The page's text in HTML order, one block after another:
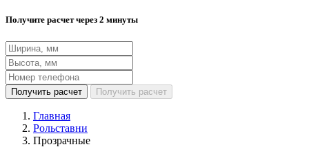
Получите расчет через 2 минуты
Получить расчет Получить расчет
Главная
Рольставни
Прозрачные